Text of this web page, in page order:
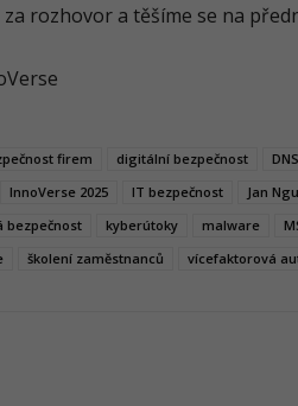
rozhovor a těšíme se na
firem digitální bezpečnost
InnoVerse 2025 IT bezpečnost Jan
bezpečnost
kyberútoky malware
školení zaměstnanců vícefaktorová